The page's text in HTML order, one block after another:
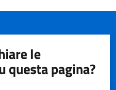
le
questa pagina?